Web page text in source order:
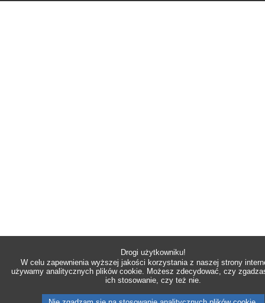
Drogi użytkowniku!
W celu zapewnienia wyższej jakości korzystania z naszej strony
używamy analitycznych plików cookie. Możesz zdecydować, czy
ich stosowanie, czy też nie.